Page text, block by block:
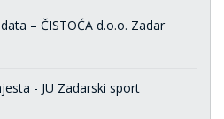
– ČISTOĆA d.o.o. Zadar
- JU Zadarski sport